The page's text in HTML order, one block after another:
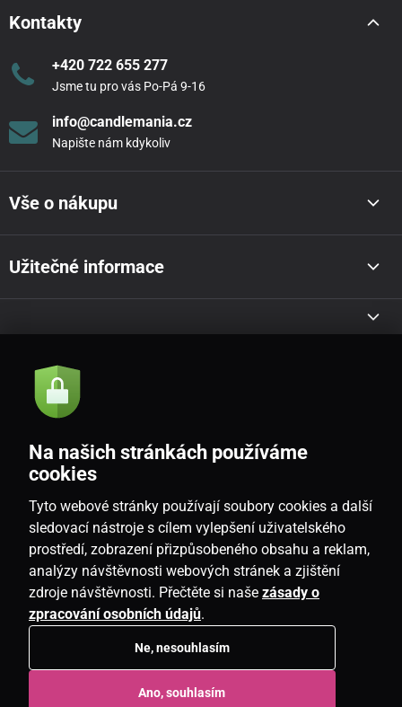
Kontakty
+420 722 655 277
Jsme tu pro vás Po-Pá 9-16
info@candlemania.cz
Napište nám kdykoliv
Vše o nákupu
Užitečné informace
Akce a novinky e-mailem
Souhlasím sezásadami zpracování osobních údajů
CZ
www.candlemania.cz
Na našich stránkách používáme
cookies
Tyto webové stránky používají soubory cookies a další
sledovací nástroje s cílem vylepšení uživatelského
prostředí, zobrazení přizpůsobeného obsahu a reklam,
analýzy návštěvnosti webových stránek a zjištění
zdroje návštěvnosti. Přečtěte si naše zásady o
zpracování osobních údajů.
Ne, nesouhlasím
Ano, souhlasím